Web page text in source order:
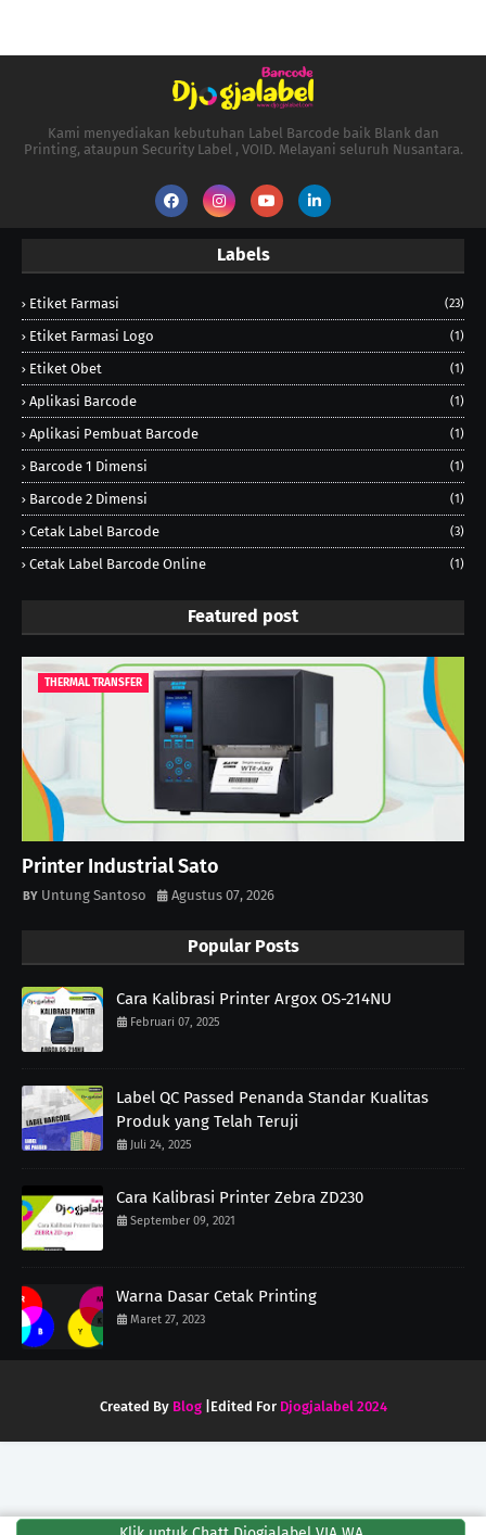
Kami menyediakan kebutuhan Label Barcode baik Blank dan
Printing, ataupun Security Label , VOID. Melayani seluruh Nusantara.
Labels
Etiket Farmasi (23)
Etiket Farmasi Logo (1)
Etiket Obet (1)
Aplikasi Barcode (1)
Aplikasi Pembuat Barcode (1)
Barcode 1 Dimensi (1)
Barcode 2 Dimensi (1)
Cetak Label Barcode (3)
Cetak Label Barcode Online (1)
Featured post
THERMAL TRANSFER
Printer Industrial Sato
Untung Santoso Agustus 07, 2026
Popular Posts
Cara Kalibrasi Printer Argox OS-214NU
Februari 07, 2025
Label QC Passed Penanda Standar Kualitas
Produk yang Telah Teruji
Juli 24, 2025
Cara Kalibrasi Printer Zebra ZD230
September 09, 2021
Warna Dasar Cetak Printing
Maret 27, 2023
Created By Blog|Edited For Djogjalabel 2024